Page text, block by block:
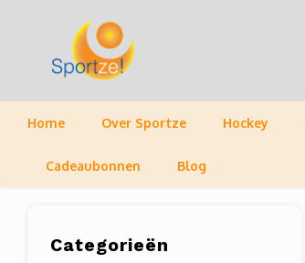
Home Over Sportze Hockey
Cadeaubonnen Blog
Categorieën